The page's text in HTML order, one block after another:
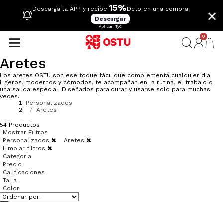
Descarga la APP y recibe 15%Dcto en una compra
Descargar
Aplican TyC
×
0
Aretes
Los aretes OSTU son ese toque fácil que complementa cualquier día.
Ligeros, modernos y cómodos, te acompañan en la rutina, el trabajo o
una salida especial. Diseñados para durar y usarse solo para muchas
veces.
Personalizados
Aretes
54 Productos
Mostrar Filtros
Personalizados
Aretes
Limpiar filtros
Categoria
Precio
Calificaciones
Talla
Color